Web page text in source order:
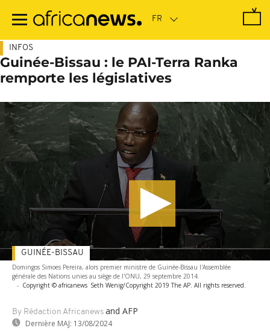
contenu
INFOS
Guinée-Bissau : le PAI-Terra Ranka
remporte les législatives
Domingos Simoes Pereira, alors premier ministre de Guinée-Bissau l'Assemblée
générale des Nations unies au siège de l'ONU, 29 septembre 2014.
- Copyright © africanews Seth Wenig/Copyright 2019 The AP. All rights reserved.
By Rédaction Africanews and AFP
Dernière MAJ: 13/08/2024
GUINÉE-BISSAU